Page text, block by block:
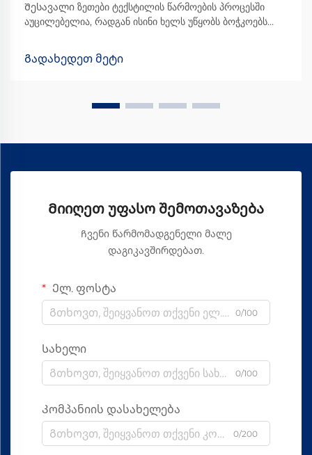
Შესავალი ზეთები ტექსტილის წარმოების პროცესში
აუცილებელია, რადგან ისინი ხელს უწყობს ბოჭკოებს
საბოლოოდ უმჯობეს ხარისხის ქსოვილის წარმოებაში.
ყველა სხვადასხვა სახის ზეთს შორის, Vortex Spinning
Გადახედეთ მეტი
Მიიღეთ უფასო შემოთავაზება
Ჩვენი წარმომადგენელი მალე
დაგიკავშირდებათ.
Ელ. ფოსტა
0/100
Სახელი
0/100
Კომპანიის დასახელება
0/200